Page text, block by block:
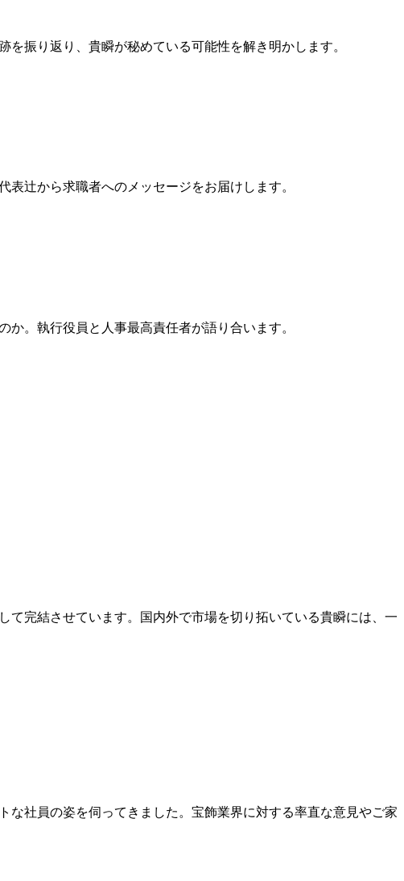
振り返り、貴瞬が秘めている可能性を解き明かします。
辻から求職者へのメッセージをお届けします。
。執行役員と人事最高責任者が語り合います。
完結させています。国内外で市場を切り拓いている貴瞬には、一
社員の姿を伺ってきました。宝飾業界に対する率直な意見やご家